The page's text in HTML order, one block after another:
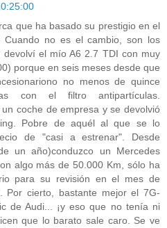
que ha basado su prestigio en el
Cuando no es el cambio, son los
devolví el mío A6 2.7 TDI con muy
porque en seis meses desde que
no menos de quince
con el filtro antipartículas.
coche de empresa y se devolvió
Pobre de aquél al que se lo
de "casi a estrenar". Desde
un año)conduzco un Mercedes
algo más de 50.000 Km, sólo ha
para su revisión en el mes de
Por cierto, bastante mejor el 7G-
de Audi... ¡y eso que no tenía ni
que lo barato sale caro. Se ve